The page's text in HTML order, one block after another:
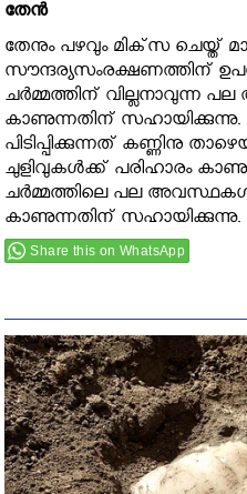
തേന്‍
തേനും പഴവും മിക്‌സ ചെയ്ത്
സൗന്ദര്യസംരക്ഷണത്തിന്
ചര്‍മ്മത്തിന് വില്ലനാവുന്ന
കാണുന്നതിന് സഹായിക്കുന്നു.
പിടിപ്പിക്കുന്നത് കണ്ണിനു
ചുളിവുകള്‍ക്ക് പരിഹാരം
ചര്‍മ്മത്തിലെ പല
കാണുന്നതിന് സഹായിക്കുന്നു.
Share this on WhatsApp